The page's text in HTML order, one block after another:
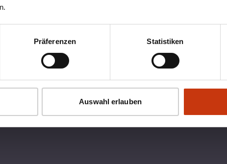
Präferenzen Statistiken
Auswahl erlauben